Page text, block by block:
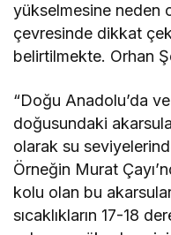
yükselmesine neden
çevresinde dikkat
belirtilmekte. Orhan
“Doğu Anadolu’da
doğusundaki
olarak su
Örneğin Murat
kolu olan bu
sıcaklıkların 17-18